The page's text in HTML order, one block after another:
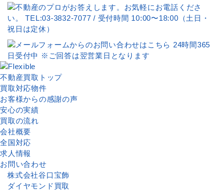
不動産買取トップ
買取対応物件
お客様からの感謝の声
安心の実績
買取の流れ
会社概要
全国対応
求人情報
お問い合わせ
株式会社谷口宝飾
ダイヤモンド買取